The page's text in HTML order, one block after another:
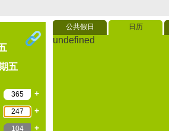
五
+
+
+
公共假日 日历
undefined